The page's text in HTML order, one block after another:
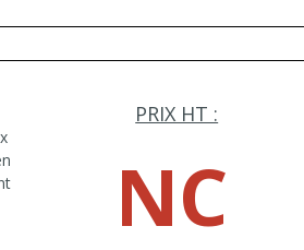
PRIX HT :
NC